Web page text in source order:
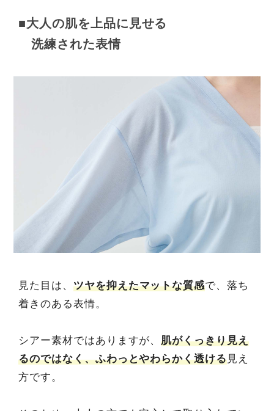
■大人の肌を上品に見せる
洗練された表情
見た目は、 ツヤを抑えたマットな質感で、落ち
着きのある表情。
シアー素材ではありますが、肌がくっきり見え
るのではなく、ふわっとやわらかく透ける見え
方です。